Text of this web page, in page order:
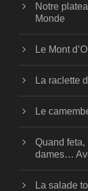
Notre
Monde
Le Mont
La raclette
Le
Quand
dames…
La salade